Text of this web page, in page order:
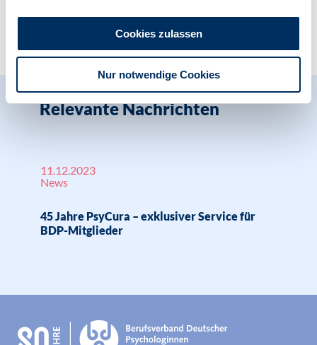
Cookies zulassen
Nur notwendige Cookies
Relevante Nachrichten
11.12.2023
News
45 Jahre PsyCura – exklusiver Service für
BDP-Mitglieder